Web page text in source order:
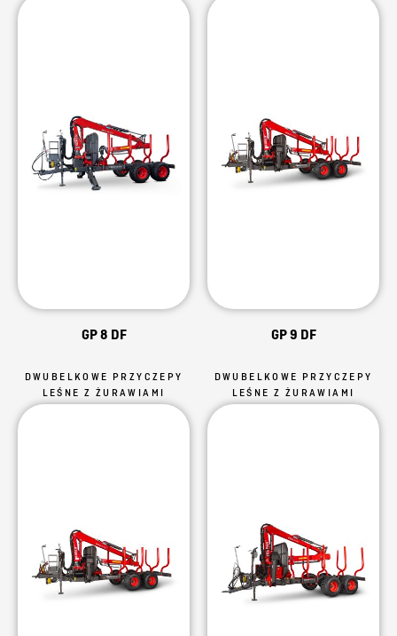
GP 8 DF GP 9 DF
DWUBELKOWE PRZYCZEPY
LEŚNE Z ŻURAWIAMI
DWUBELKOWE PRZYCZEPY
LEŚNE Z ŻURAWIAMI